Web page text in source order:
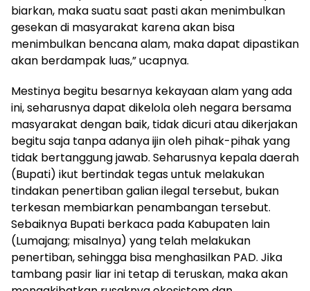
biarkan, maka suatu saat pasti akan menimbulkan
gesekan di masyarakat karena akan bisa
menimbulkan bencana alam, maka dapat dipastikan
akan berdampak luas,” ucapnya.
Mestinya begitu besarnya kekayaan alam yang ada
ini, seharusnya dapat dikelola oleh negara bersama
masyarakat dengan baik, tidak dicuri atau dikerjakan
begitu saja tanpa adanya ijin oleh pihak-pihak yang
tidak bertanggung jawab. Seharusnya kepala daerah
(Bupati) ikut bertindak tegas untuk melakukan
tindakan penertiban galian ilegal tersebut, bukan
terkesan membiarkan penambangan tersebut.
Sebaiknya Bupati berkaca pada Kabupaten lain
(Lumajang; misalnya) yang telah melakukan
penertiban, sehingga bisa menghasilkan PAD. Jika
tambang pasir liar ini tetap di teruskan, maka akan